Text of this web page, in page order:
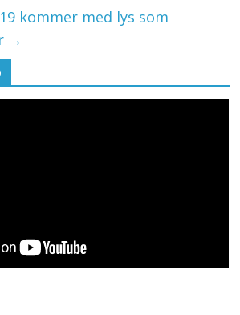
kommer med lys som
→